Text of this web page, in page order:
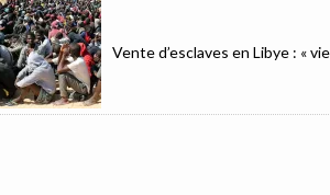
Vente d’esclaves en Libye : «